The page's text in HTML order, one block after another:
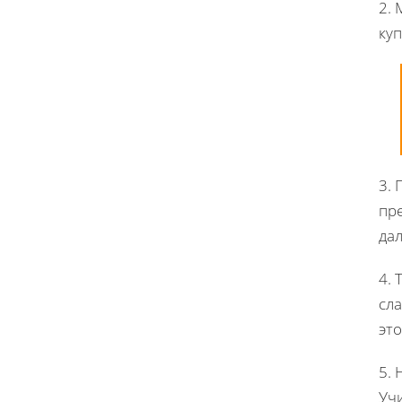
2.
3.
4.
5.